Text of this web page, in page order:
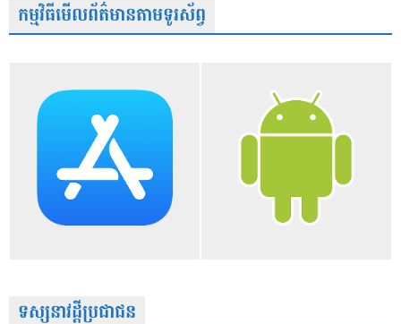
កម្មវិធីមើលព័ត៌មានតាមទូរស័ព្វ
ទស្សនាវដ្តីប្រជាជន